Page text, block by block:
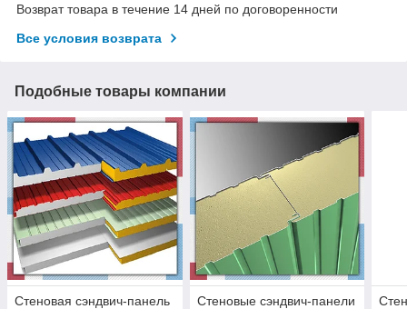
Возврат товара в течение 14 дней по договоренности
Все условия возврата
Подобные товары компании
Стеновая сэндвич-панель
Стеновые сэндвич-панели